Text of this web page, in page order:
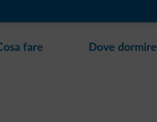
fare Dove dormire